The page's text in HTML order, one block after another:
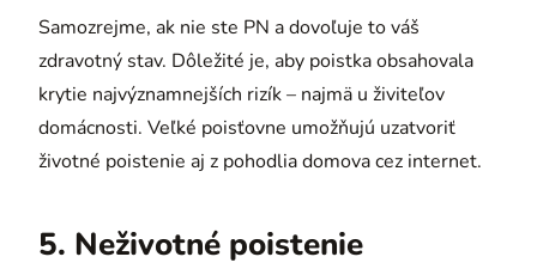
Samozrejme, ak nie ste PN a dovoľuje to váš
zdravotný stav. Dôležité je, aby poistka obsahovala
krytie najvýznamnejších rizík – najmä u živiteľov
domácnosti. Veľké poisťovne umožňujú uzatvoriť
životné poistenie aj z pohodlia domova cez internet.
5. Neživotné poistenie